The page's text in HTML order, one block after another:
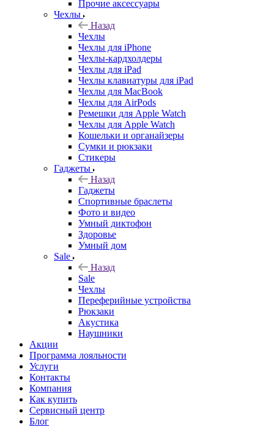
Прочие аксессуары
Чехлы
Назад
Чехлы
Чехлы для iPhone
Чехлы-кардхолдеры
Чехлы для iPad
Чехлы клавиатуры для iPad
Чехлы для MacBook
Чехлы для AirPods
Ремешки для Apple Watch
Чехлы для Apple Watch
Кошельки и органайзеры
Сумки и рюкзаки
Стикеры
Гаджеты
Назад
Гаджеты
Спортивные браслеты
Фото и видео
Умный диктофон
Здоровье
Умный дом
Sale
Назад
Sale
Чехлы
Переферийные устройства
Рюкзаки
Акустика
Наушники
Акции
Программа лояльности
Услуги
Контакты
Компания
Как купить
Сервисный центр
Блог